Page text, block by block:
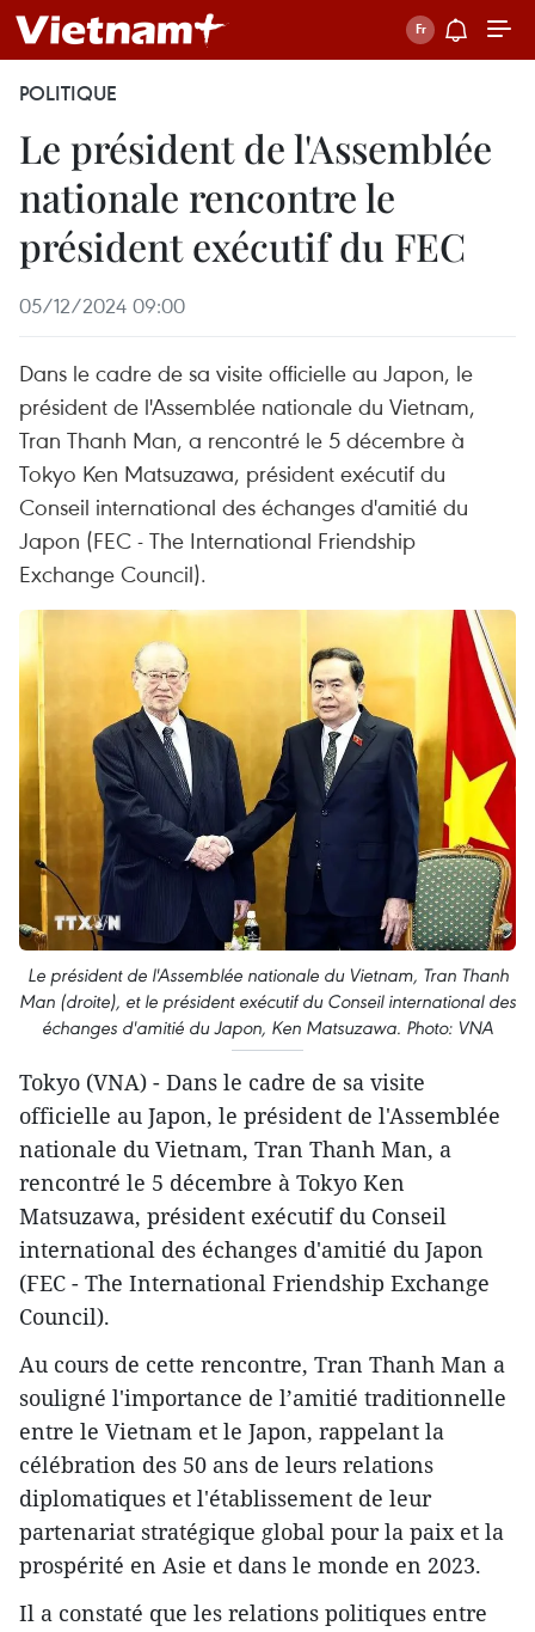
POLITIQUE
Le président de l'Assemblée
nationale rencontre le
président exécutif du FEC
05/12/2024 09:00
Dans le cadre de sa visite officielle au Japon, le
président de l'Assemblée nationale du Vietnam,
Tran Thanh Man, a rencontré le 5 décembre à
Tokyo Ken Matsuzawa, président exécutif du
Conseil international des échanges d'amitié du
Japon (FEC - The International Friendship
Exchange Council).
Le président de l'Assemblée nationale du Vietnam, Tran Thanh
Man (droite), et le président exécutif du Conseil international des
échanges d'amitié du Japon, Ken Matsuzawa. Photo: VNA
Tokyo (VNA) - Dans le cadre de sa visite
officielle au Japon, le président de l'Assemblée
nationale du Vietnam, Tran Thanh Man, a
rencontré le 5 décembre à Tokyo Ken
Matsuzawa, président exécutif du Conseil
international des échanges d'amitié du Japon
(FEC - The International Friendship Exchange
Council).
Au cours de cette rencontre, Tran Thanh Man a
souligné l'importance de l’amitié traditionnelle
entre le Vietnam et le Japon, rappelant la
célébration des 50 ans de leurs relations
diplomatiques et l'établissement de leur
partenariat stratégique global pour la paix et la
prospérité en Asie et dans le monde en 2023.
Il a constaté que les relations politiques entre